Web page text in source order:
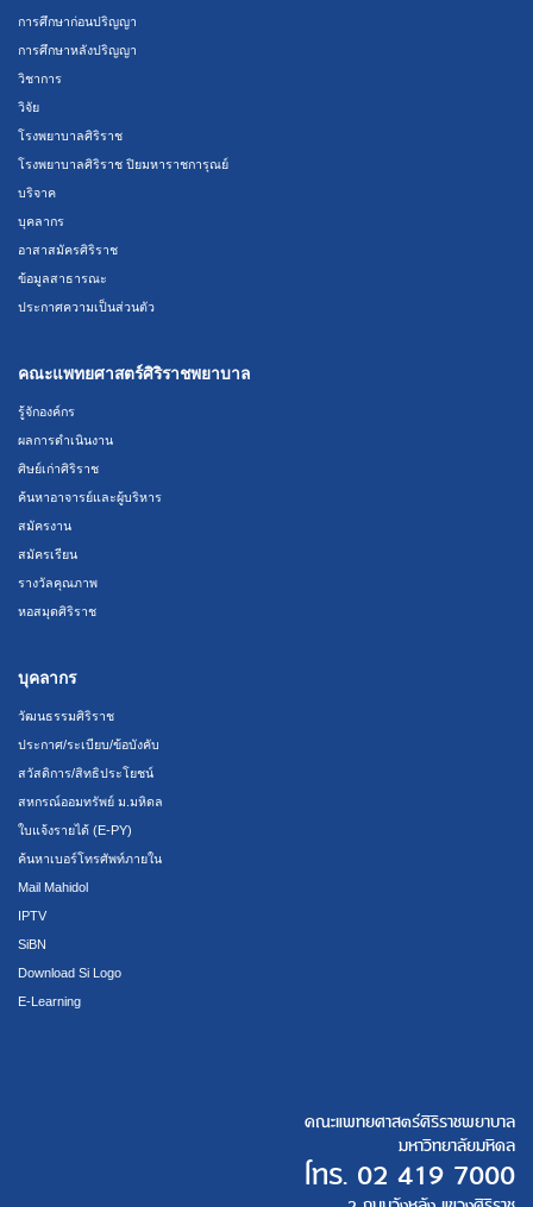
การศึกษาก่อนปริญญา
การศึกษาหลังปริญญา
วิชาการ
วิจัย
โรงพยาบาลศิริราช
โรงพยาบาลศิริราช ปิยมหาราชการุณย์
บริจาค
บุคลากร
อาสาสมัครศิริราช
ข้อมูลสาธารณะ
ประกาศความเป็นส่วนตัว
คณะแพทยศาสตร์ศิริราชพยาบาล
รู้จักองค์กร
ผลการดำเนินงาน
ศิษย์เก่าศิริราช
ค้นหาอาจารย์และผู้บริหาร
สมัครงาน
สมัครเรียน
รางวัลคุณภาพ
หอสมุดศิริราช
บุคลากร
วัฒนธรรมศิริราช
ประกาศ/ระเบียบ/ข้อบังคับ
สวัสดิการ/สิทธิประโยชน์
สหกรณ์ออมทรัพย์ ม.มหิดล
ใบแจ้งรายได้ (E-PY)
ค้นหาเบอร์โทรศัพท์ภายใน
Mail Mahidol
IPTV
SiBN
Download Si Logo
E-Learning
คณะแพทยศาสตร์ศิริราชพยาบาล
มหาวิทยาลัยมหิดล
โทร. 02 419 7000